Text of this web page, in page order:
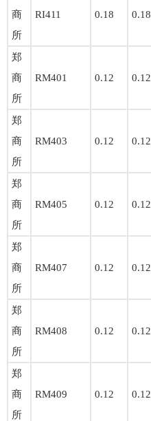
商
所
RI411 0.18 0.18
郑
商
所
RM401 0.12 0.12
郑
商
所
RM403 0.12 0.12
郑
商
所
RM405 0.12 0.12
郑
商
所
RM407 0.12 0.12
郑
商
所
RM408 0.12 0.12
郑
商
所
RM409 0.12 0.12